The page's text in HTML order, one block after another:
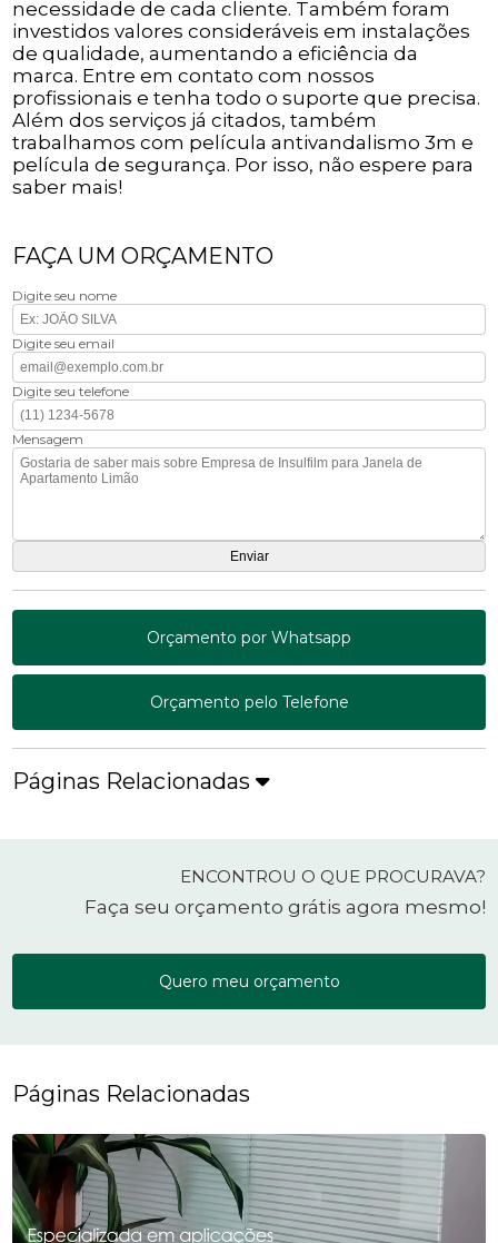
necessidade de cada cliente. Também foram
investidos valores consideráveis em instalações
de qualidade, aumentando a eficiência da
marca. Entre em contato com nossos
profissionais e tenha todo o suporte que precisa.
Além dos serviços já citados, também
trabalhamos com película antivandalismo 3m e
película de segurança. Por isso, não espere para
saber mais!
FAÇA UM ORÇAMENTO
Digite seu nome
Digite seu email
Digite seu telefone
Mensagem
Orçamento por Whatsapp
Orçamento pelo Telefone
Páginas Relacionadas
ENCONTROU O QUE PROCURAVA?
Faça seu orçamento grátis agora mesmo!
Quero meu orçamento
Páginas Relacionadas